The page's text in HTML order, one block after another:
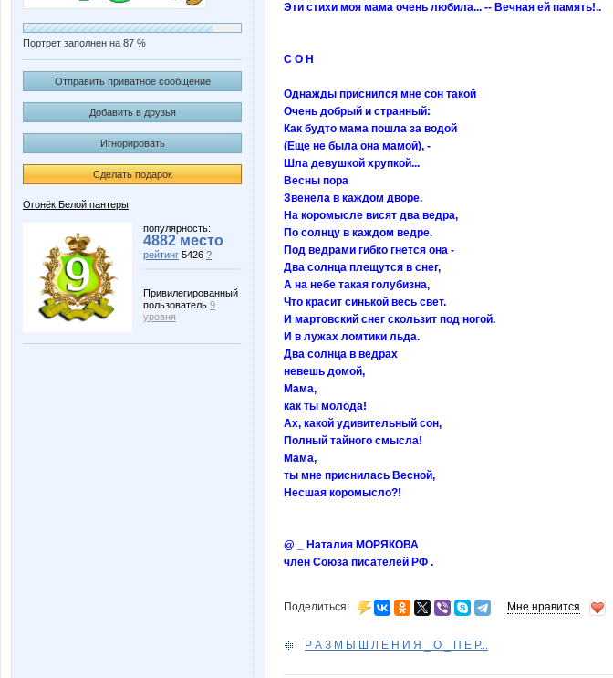
Портрет заполнен на 87 %
Отправить приватное сообщение
Добавить в друзья
Игнорировать
Сделать подарок
Огонёк Белой пантеры
популярность:
4882 место
рейтинг 5426 ?
Привилегированный
пользователь 9
уровня
Эти стихи моя мама очень любила... -- Вечная ей память!..
С О Н
Однажды приснился мне сон такой
Очень добрый и странный:
Как будто мама пошла за водой
(Еще не была она мамой), -
Шла девушкой хрупкой...
Весны пора
Звенела в каждом дворе.
На коромысле висят два ведра,
По солнцу в каждом ведре.
Под ведрами гибко гнется она -
Два солнца плещутся в снег,
А на небе такая голубизна,
Что красит синькой весь свет.
И мартовский снег скользит под ногой.
И в лужах ломтики льда.
Два солнца в ведрах
невешь домой,
Мама,
как ты молода!
Ах, какой удивительный сон,
Полный тайного смысла!
Мама,
ты мне приснилась Весной,
Несшая коромысло?!
@ _ Наталия МОРЯКОВА
член Союза писателей РФ .
Поделиться: Мне нравится
Р А З М Ы Ш Л Е Н И Я _ О _ П Е Р...